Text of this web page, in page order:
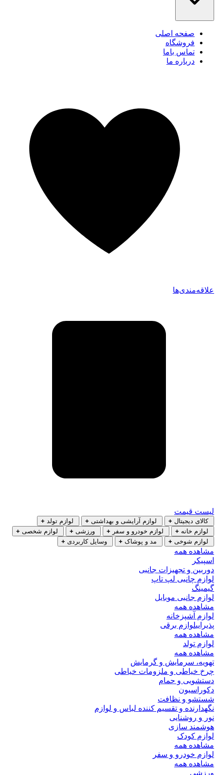
صفحه اصلی
فروشگاه
تماس باما
درباره ما
علاقه‌مندی‌ها
لیست قیمت
کالای دیجیتال + لوازم آرایشی و بهداشتی + لوازم تولد +
لوازم خانه + لوازم خودرو و سفر + ورزشی + لوازم شخصی +
لوازم شوخی + مد و پوشاک + وسایل کاربردی +
مشاهده همه
اسپیکر
دوربین و تجهیزات جانبی
لوازم چانبی لپ تاپ
گیمینگ
لوازم جانبی موبایل
مشاهده همه
لوازم آشپزخانه
پذیراییلوازم برقی
مشاهده همه
لوازم تولد
مشاهده همه
تهویه، سرمایش و گرمایش
چرخ خیاطی و ملزومات خیاطی
دستشویی و حمام
دکوراسیون
شستشو و نظافت
نگهدارنده و تقسیم کننده لباس و لوازم
نور و روشنایی
هوشمند سازی
لوازم کودک
مشاهده همه
لوازم خودرو و سفر
مشاهده همه
ورزشی